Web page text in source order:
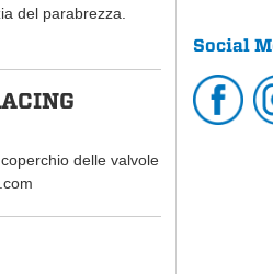
del parabrezza.
delle valvole
Social